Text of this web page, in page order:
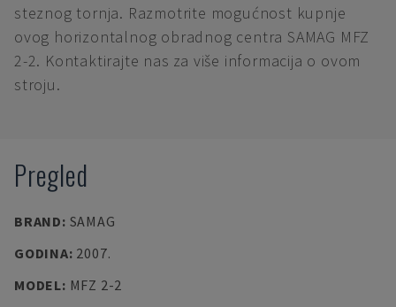
steznog tornja. Razmotrite mogućnost kupnje
ovog horizontalnog obradnog centra SAMAG MFZ
2-2. Kontaktirajte nas za više informacija o ovom
stroju.
Pregled
BRAND: SAMAG
GODINA: 2007.
MODEL: MFZ 2-2